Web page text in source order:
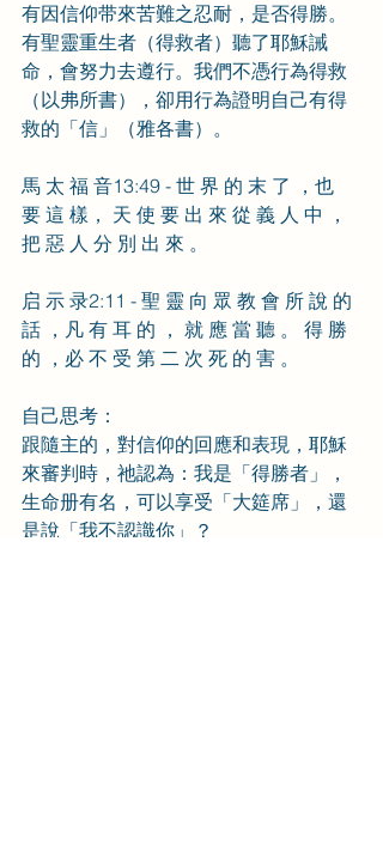
有因信仰带來苦難之忍耐，是否得勝。
有聖靈重生者（得救者）聽了耶穌誡
命，會努力去遵行。我們不憑行為得救
（以弗所書），卻用行為證明自己有得
救的「信」（雅各書）。
馬 太 福 音13:49 - 世 界 的 末 了 ，也
要 這 樣， 天 使 要 出 來 從 義 人 中 ，
把 惡 人 分 別 出 來 。
启 示 录2:11 - 聖 靈 向 眾 教 會 所 說 的
話 ，凡 有 耳 的 ， 就 應 當 聽 。 得 勝
的 ，必 不 受 第 二 次 死 的 害 。
自己思考：
跟隨主的，對信仰的回應和表現，耶穌
來審判時，祂認為：我是「得勝者」，
生命册有名，可以享受「大筵席」，還
是說「我不認識你」？